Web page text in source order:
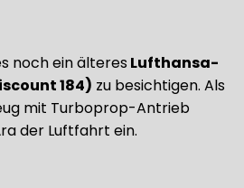
noch ein älteres Lufthansa-
184) zu besichtigen. Als
mit Turboprop-Antrieb
der Luftfahrt ein.